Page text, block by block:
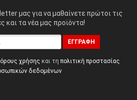
μας για να μαθαίνετε πρώτοι τις
και τα νέα μας προϊόντα!
ΕΓΓΡΑΦΉ
όρους χρήσης και τη πολιτική προστασίας
δεδομένων